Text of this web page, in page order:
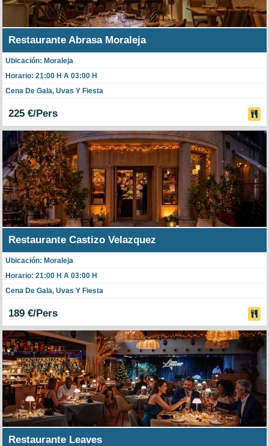
Restaurante Abrasa Moraleja
Ubicación: Moraleja
Horario: 21:00 H A 03:00 H
Cena De Gala, Uvas Y Fiesta
225 €/Pers
Restaurante Castizo Velazquez
Ubicación: Moraleja
Horario: 21:00 H A 03:00 H
Cena De Gala, Uvas Y Fiesta
189 €/Pers
Restaurante Leaves